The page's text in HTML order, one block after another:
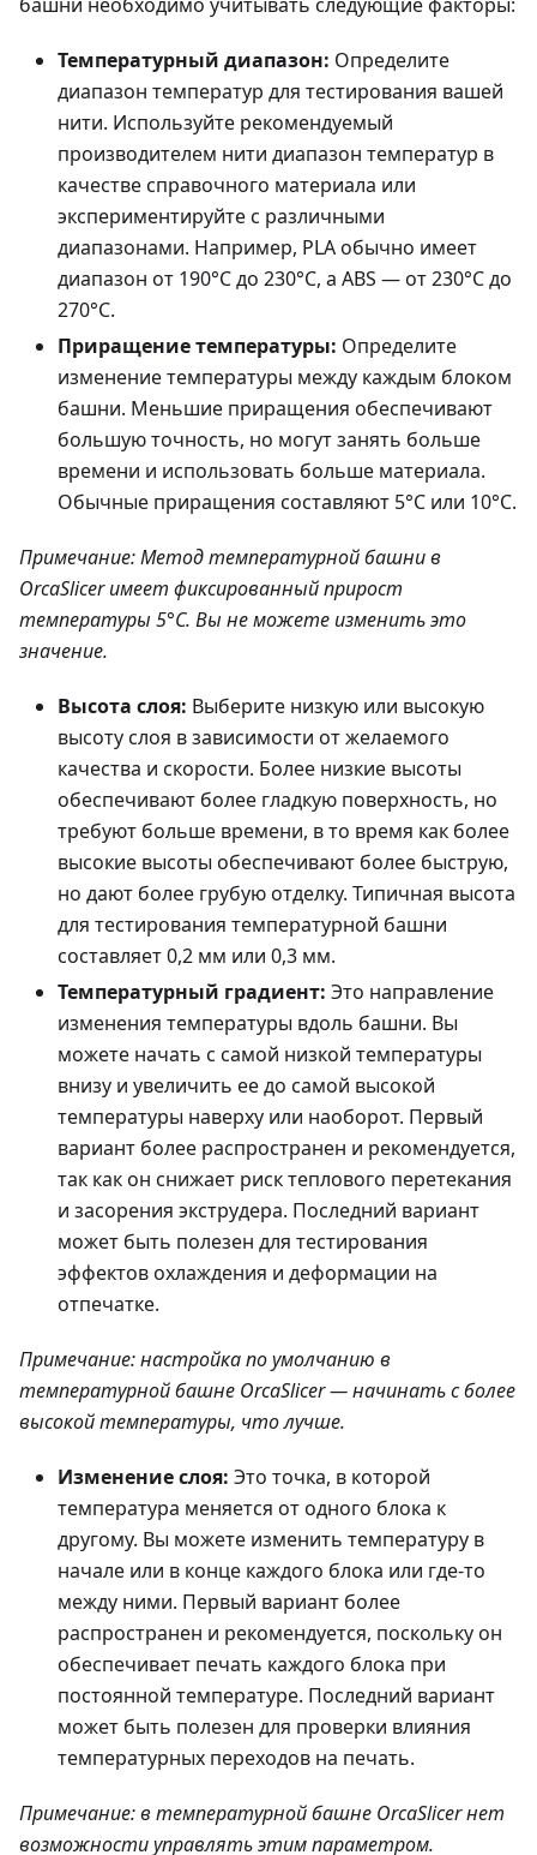
Температурный диапазон: Определите
диапазон температур для тестирования вашей
нити. Используйте рекомендуемый
производителем нити диапазон температур в
качестве справочного материала или
экспериментируйте с различными
диапазонами. Например, PLA обычно имеет
диапазон от 190°C до 230°C, а ABS — от 230°C до
270°C.
Приращение температуры: Определите
изменение температуры между каждым блоком
башни. Меньшие приращения обеспечивают
большую точность, но могут занять больше
времени и использовать больше материала.
Обычные приращения составляют 5°C или 10°C.
Примечание: Метод температурной башни в
OrcaSlicer имеет фиксированный прирост
температуры 5°C. Вы не можете изменить это
значение.
Высота слоя: Выберите низкую или высокую
высоту слоя в зависимости от желаемого
качества и скорости. Более низкие высоты
обеспечивают более гладкую поверхность, но
требуют больше времени, в то время как более
высокие высоты обеспечивают более быструю,
но дают более грубую отделку. Типичная высота
для тестирования температурной башни
составляет 0,2 мм или 0,3 мм.
Температурный градиент: Это направление
изменения температуры вдоль башни. Вы
можете начать с самой низкой температуры
внизу и увеличить ее до самой высокой
температуры наверху или наоборот. Первый
вариант более распространен и рекомендуется,
так как он снижает риск теплового перетекания
и засорения экструдера. Последний вариант
может быть полезен для тестирования
эффектов охлаждения и деформации на
отпечатке.
Примечание: настройка по умолчанию в
температурной башне OrcaSlicer — начинать с более
высокой температуры, что лучше.
Изменение слоя: Это точка, в которой
температура меняется от одного блока к
другому. Вы можете изменить температуру в
начале или в конце каждого блока или где-то
между ними. Первый вариант более
распространен и рекомендуется, поскольку он
обеспечивает печать каждого блока при
постоянной температуре. Последний вариант
может быть полезен для проверки влияния
температурных переходов на печать.
Примечание: в температурной башне OrcaSlicer нет
возможности управлять этим параметром.